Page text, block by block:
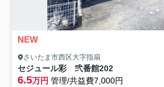
NEW
さいたま市西区大字指扇
セジュール彩 弐番館202
6.5万円 管理/共益費7,000円